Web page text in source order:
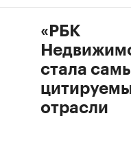
«РБК
стала
отрасли